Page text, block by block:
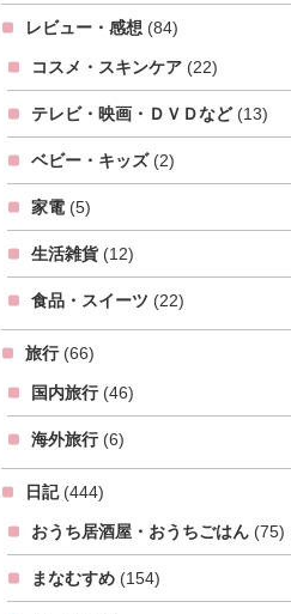
レビュー・感想 (84)
コスメ・スキンケア (22)
テレビ・映画・ＤＶＤなど(13)
ベビー・キッズ(2)
家電 (5)
生活雑貨 (12)
食品・スイーツ (22)
旅行(66)
国内旅行(46)
海外旅行(6)
日記(444)
おうち居酒屋・おうちごはん (75)
まなむすめ (154)